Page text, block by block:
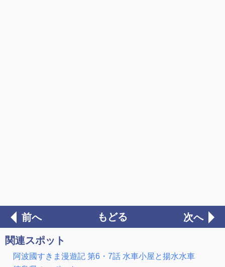
前へ もどる 次へ
関連スポット
阿波國すきま漫遊記 第6・7話 水車小屋と揚水水車